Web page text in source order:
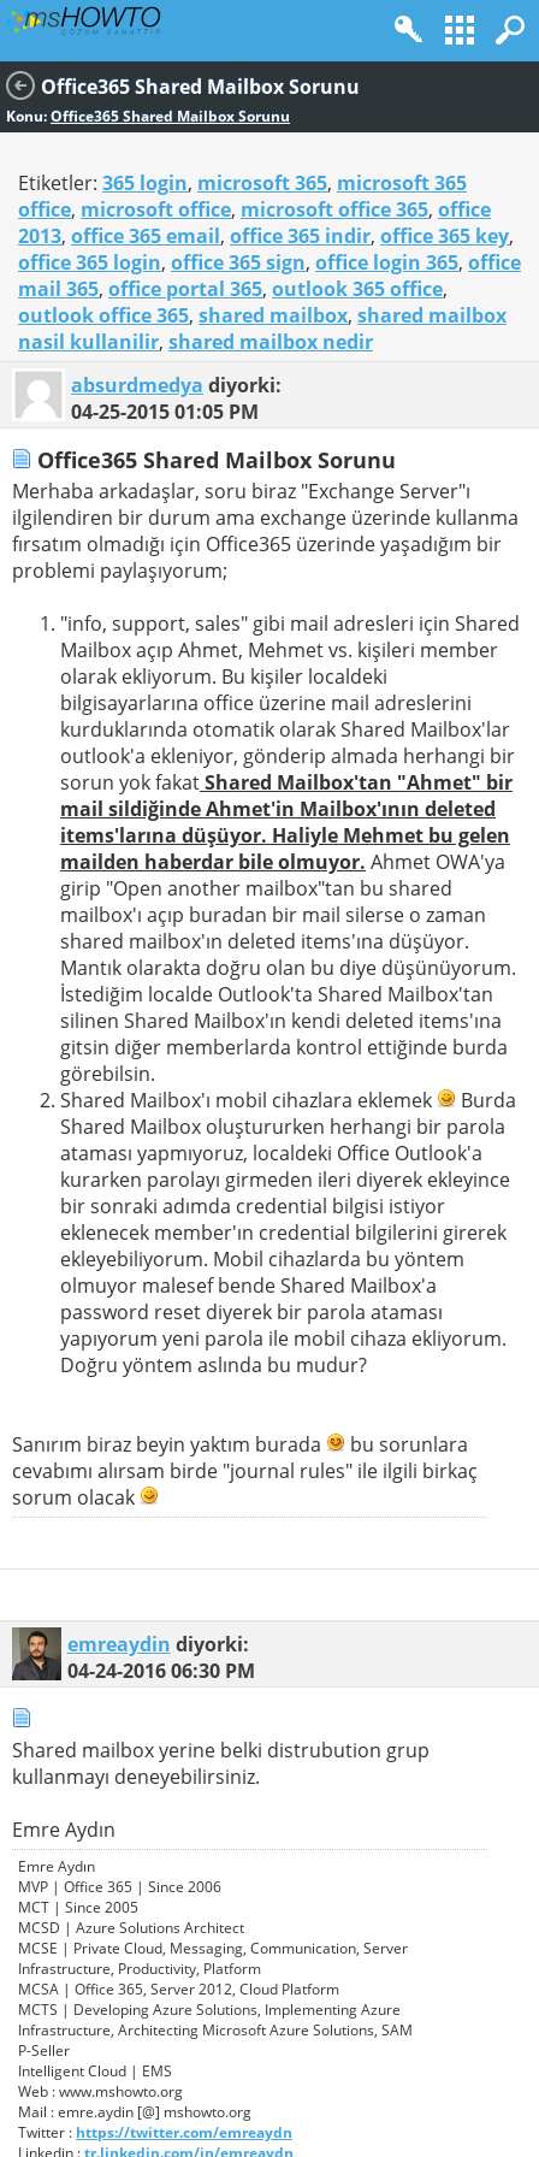
Office365 Shared Mailbox Sorunu
Konu:Office365 Shared Mailbox Sorunu
Etiketler: 365 login, microsoft 365, microsoft 365
office, microsoft office, microsoft office 365, office
2013, office 365 email, office 365 indir, office 365 key,
office 365 login, office 365 sign, office login 365, office
mail 365, office portal 365, outlook 365 office,
outlook office 365, shared mailbox, shared mailbox
nasil kullanilir, shared mailbox nedir
absurdmedya diyorki:
04-25-201501:05 PM
Office365 Shared Mailbox Sorunu
Merhaba arkadaşlar, soru biraz "Exchange Server"ı
ilgilendiren bir durum ama exchange üzerinde kullanma
fırsatım olmadığı için Office365 üzerinde yaşadığım bir
problemi paylaşıyorum;
"info, support, sales" gibi mail adresleri için Shared
Mailbox açıp Ahmet, Mehmet vs. kişileri member
olarak ekliyorum. Bu kişiler localdeki
bilgisayarlarına office üzerine mail adreslerini
kurduklarında otomatik olarak Shared Mailbox'lar
outlook'a ekleniyor, gönderip almada herhangi bir
sorun yok fakatShared Mailbox'tan "Ahmet" bir
mail sildiğinde Ahmet'in Mailbox'ının deleted
items'larına düşüyor. Haliyle Mehmet bu gelen
mailden haberdar bile olmuyor. Ahmet OWA'ya
girip "Open another mailbox"tan bu shared
mailbox'ı açıp buradan bir mail silerse o zaman
shared mailbox'ın deleted items'ına düşüyor.
Mantık olarakta doğru olan bu diye düşünüyorum.
İstediğim localde Outlook'ta Shared Mailbox'tan
silinen Shared Mailbox'ın kendi deleted items'ına
gitsin diğer memberlarda kontrol ettiğinde burda
görebilsin.
Shared Mailbox'ı mobil cihazlara eklemek
Burda
Shared Mailbox oluştururken herhangi bir parola
ataması yapmıyoruz, localdeki Office Outlook'a
kurarken parolayı girmeden ileri diyerek ekleyince
bir sonraki adımda credential bilgisi istiyor
eklenecek member'ın credential bilgilerini girerek
ekleyebiliyorum. Mobil cihazlarda bu yöntem
olmuyor malesef bende Shared Mailbox'a
password reset diyerek bir parola ataması
yapıyorum yeni parola ile mobil cihaza ekliyorum.
Doğru yöntem aslında bu mudur?
Sanırım biraz beyin yaktım burada
bu sorunlara
cevabımı alırsam birde "journal rules" ile ilgili birkaç
sorum olacak
emreaydin diyorki:
04-24-201606:30 PM
Shared mailbox yerine belki distrubution grup
kullanmayı deneyebilirsiniz.
Emre Aydın
Emre Aydın
MVP | Office 365 | Since 2006
MCT | Since 2005
MCSD | Azure Solutions Architect
MCSE | Private Cloud, Messaging, Communication, Server
Infrastructure, Productivity, Platform
MCSA | Office 365, Server 2012, Cloud Platform
MCTS | Developing Azure Solutions, Implementing Azure
Infrastructure, Architecting Microsoft Azure Solutions, SAM
P-Seller
Intelligent Cloud | EMS
Web : www.mshowto.org
Mail : emre.aydin [@] mshowto.org
Twitter : https://twitter.com/emreaydn